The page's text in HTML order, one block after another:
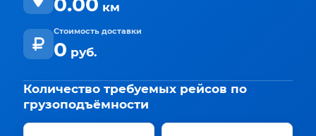
км
Стоимость доставки
0 руб.
Количество требуемых рейсов по
грузоподъёмности